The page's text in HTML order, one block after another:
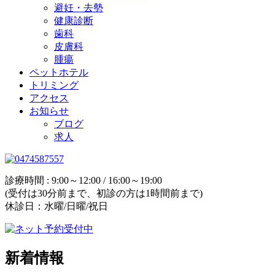
避妊・去勢
健康診断
歯科
皮膚科
腫瘍
ペットホテル
トリミング
アクセス
お知らせ
ブログ
求人
診療時間 : 9:00～12:00 / 16:00～19:00
(受付は30分前まで、初診の方は1時間前まで)
休診日：水曜/日曜/祝日
新着情報